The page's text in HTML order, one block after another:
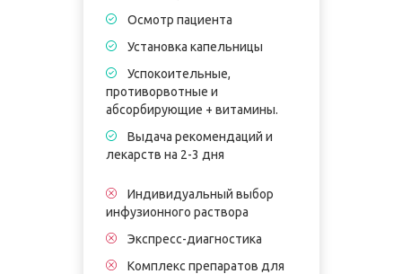
Осмотр пациента
Установка капельницы
Успокоительные,
противорвотные и
абсорбирующие + витамины.
Выдача рекомендаций и
лекарств на 2-3 дня
Индивидуальный выбор
инфузионного раствора
Экспресс-диагностика
Комплекс препаратов для